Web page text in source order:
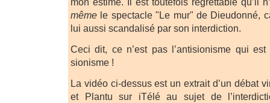
même le spectacle "Le mur" de Dieudonné,
lui aussi scandalisé par son interdiction.
Ceci dit, ce n’est pas l’antisionisme qui
sionisme !
La vidéo ci-dessus est un extrait d’un débat
et Plantu sur iTélé au sujet de